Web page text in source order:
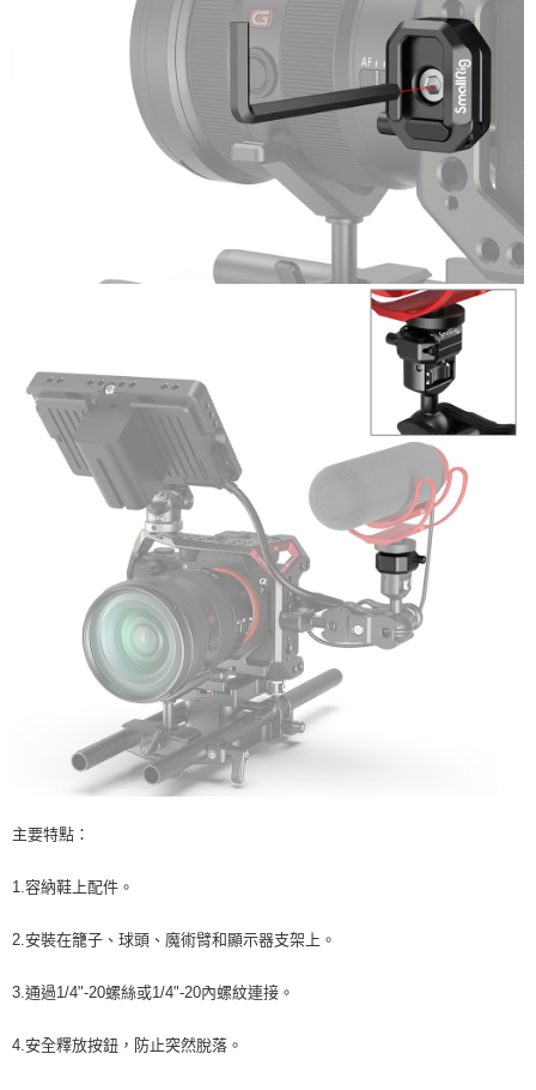
主要特點：
1.容納鞋上配件。
2.安裝在籠子、球頭、魔術臂和顯示器支架上。
3.通過1/4"-20螺絲或1/4"-20內螺紋連接。
4.安全釋放按鈕，防止突然脫落。